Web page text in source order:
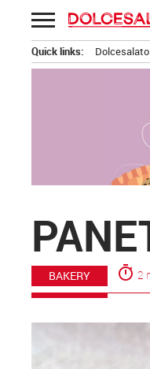
Passa
al
contenuto
Quick links:
BAKERY timer 2